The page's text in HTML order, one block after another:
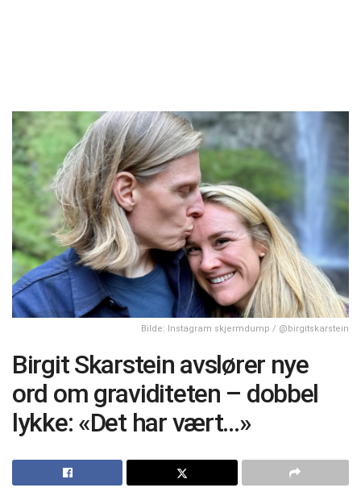
Bilde: Instagram skjermdump / @birgitskarstein
Birgit Skarstein avslører nye
ord om graviditeten – dobbel
lykke: «Det har vært…»